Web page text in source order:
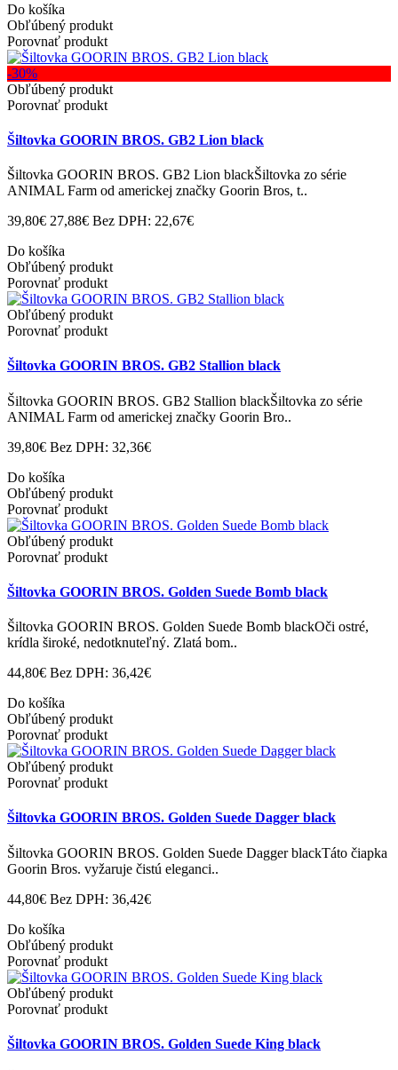
Do košíka
Obľúbený produkt
Porovnať produkt
-30%
Obľúbený produkt
Porovnať produkt
Šiltovka GOORIN BROS. GB2 Lion black
Šiltovka GOORIN BROS. GB2 Lion blackŠiltovka zo série
ANIMAL Farm od americkej značky Goorin Bros, t..
39,80€ 27,88€ Bez DPH: 22,67€
Do košíka
Obľúbený produkt
Porovnať produkt
Obľúbený produkt
Porovnať produkt
Šiltovka GOORIN BROS. GB2 Stallion black
Šiltovka GOORIN BROS. GB2 Stallion blackŠiltovka zo série
ANIMAL Farm od americkej značky Goorin Bro..
39,80€ Bez DPH: 32,36€
Do košíka
Obľúbený produkt
Porovnať produkt
Obľúbený produkt
Porovnať produkt
Šiltovka GOORIN BROS. Golden Suede Bomb black
Šiltovka GOORIN BROS. Golden Suede Bomb blackOči ostré,
krídla široké, nedotknuteľný. Zlatá bom..
44,80€ Bez DPH: 36,42€
Do košíka
Obľúbený produkt
Porovnať produkt
Obľúbený produkt
Porovnať produkt
Šiltovka GOORIN BROS. Golden Suede Dagger black
Šiltovka GOORIN BROS. Golden Suede Dagger blackTáto čiapka
Goorin Bros. vyžaruje čistú eleganci..
44,80€ Bez DPH: 36,42€
Do košíka
Obľúbený produkt
Porovnať produkt
Obľúbený produkt
Porovnať produkt
Šiltovka GOORIN BROS. Golden Suede King black